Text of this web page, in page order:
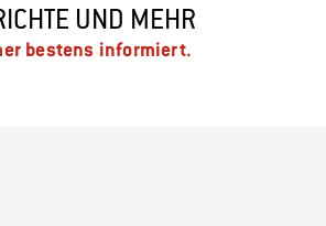
UND MEHR
bestens informiert.